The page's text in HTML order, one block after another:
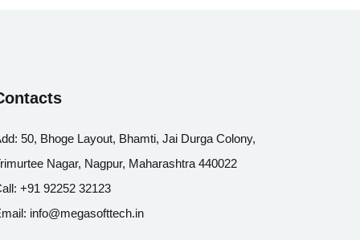
50, Bhoge Layout, Bhamti, Jai Durga Colony,
Nagar, Nagpur, Maharashtra 440022
+91 92252 32123
info@megasofttech.in